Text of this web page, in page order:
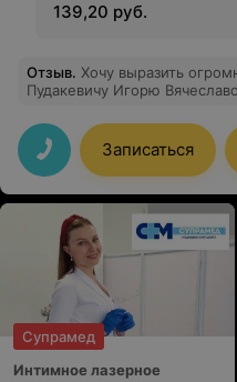
139,20 руб.
Отзыв. Хочу выразить
Пудакевичу Игорю
Врач очень вежливый,
-с ним очень комфортно.
Записаться
Супрамед
Интимное лазерное